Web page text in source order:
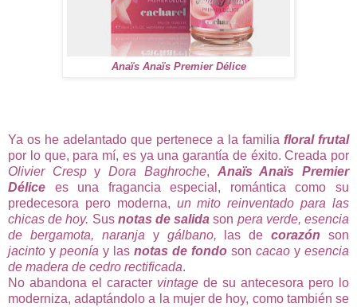
Anaïs Anaïs Premier Délice
Ya os he adelantado que pertenece a la familia floral frutal
por lo que, para mí, es ya una garantía de éxito. Creada por
Olivier CrespyDora Baghroche, Anaïs Anaïs Premier
Délice es una fragancia especial, romántica como su
predecesora pero moderna, un mito reinventado para las
chicas de hoy. Sus notas de salida son pera verde, esencia
de bergamota, naranja y gálbano, las decorazón
son
jacinto y peonía y las notas de fondo son cacao y esencia
de madera de cedro rectificada.
No abandona el caracter vintage de su antecesora pero lo
moderniza, adaptándolo a la mujer de hoy, como también se